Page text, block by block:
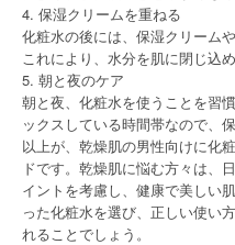
4. 保湿クリームを重ねる
化粧水の後には、保湿クリーム
これにより、水分を肌に閉じ込
5. 朝と夜のケア
朝と夜、化粧水を使うことを習
ックスしている時間帯なので、
以上が、乾燥肌の男性向けに化
ドです。乾燥肌に悩む方々は、
イントを考慮し、健康で美しい
った化粧水を選び、正しい使い
れることでしょう。